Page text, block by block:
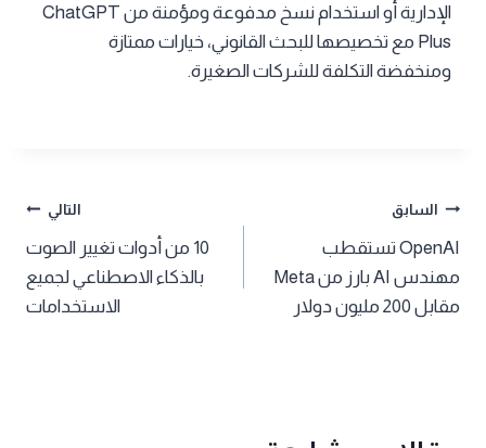
الإدارية أو استخدام نسخ مدفوعة ومؤمنة من ChatGPT
Plus مع تخصيصها للبحث القانوني، خيارات ممتازة
ومنخفضة التكلفة للشركات الصغيرة.
تصفّح
المقالات
السابق
OpenAI تستقطب
مهندس AI بارز من Meta
مقابل 200 مليون دولار
التالي
10 من أدوات تغيير الصوت
بالذكاء الاصطناعي لجميع
الاستخدامات